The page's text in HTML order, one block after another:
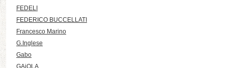
FEDELI
FEDERICO BUCCELLATI
Francesco Marino
G.Inglese
Gabo
GAiOLA